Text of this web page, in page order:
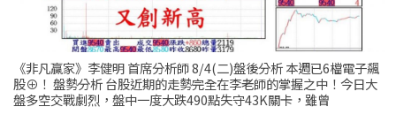
《非凡贏家》李健明 首席分析師 8/4(二)盤後分析 本週已6檔電子飆
股⊕！ 盤勢分析 台股近期的走勢完全在李老師的掌握之中！今日大
盤多空交戰劇烈，盤中一度大跌490點失守43K關卡，雖曾